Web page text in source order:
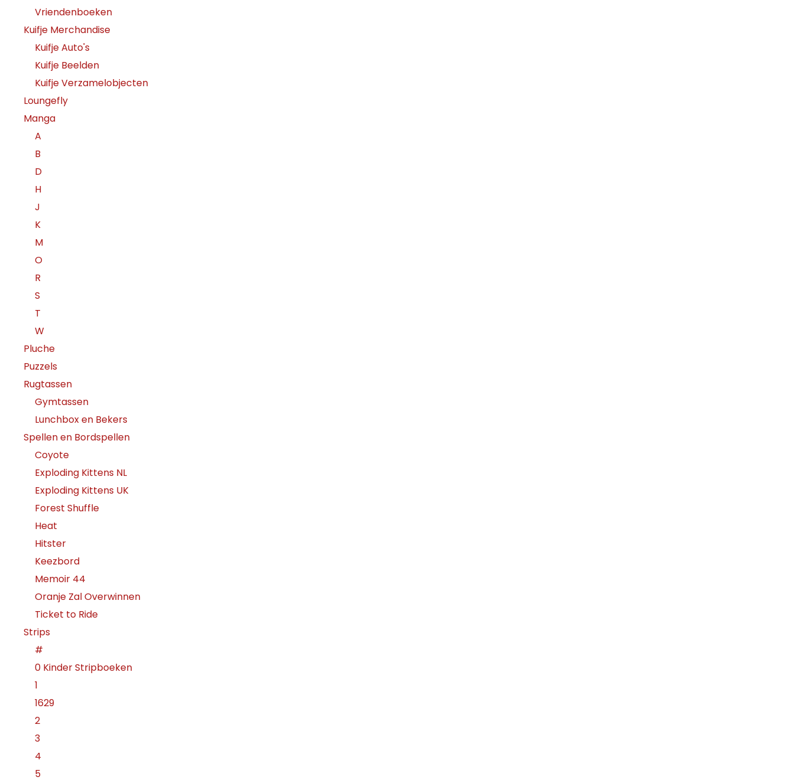
Vriendenboeken
Kuifje Merchandise
Kuifje Auto's
Kuifje Beelden
Kuifje Verzamelobjecten
Loungefly
Manga
A
B
D
H
J
K
M
O
R
S
T
W
Pluche
Puzzels
Rugtassen
Gymtassen
Lunchbox en Bekers
Spellen en Bordspellen
Coyote
Exploding Kittens NL
Exploding Kittens UK
Forest Shuffle
Heat
Hitster
Keezbord
Memoir 44
Oranje Zal Overwinnen
Ticket to Ride
Strips
#
0 Kinder Stripboeken
1
1629
2
3
4
5